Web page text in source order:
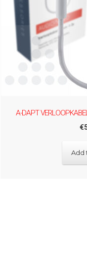
A-DAPT
€
Add